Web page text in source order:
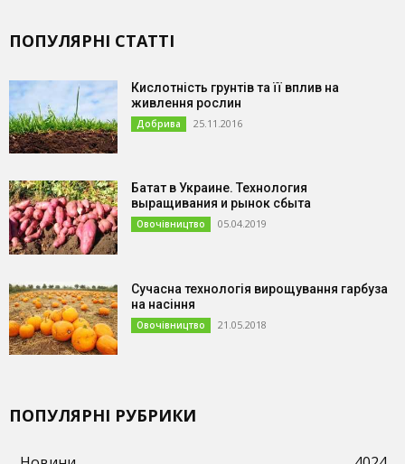
ПОПУЛЯРНІ СТАТТІ
Кислотність грунтів та її вплив на
живлення рослин
Добрива 25.11.2016
Батат в Украине. Технология
выращивания и рынок сбыта
Овочівництво 05.04.2019
Сучасна технологія вирощування гарбуза
на насіння
Овочівництво 21.05.2018
ПОПУЛЯРНІ РУБРИКИ